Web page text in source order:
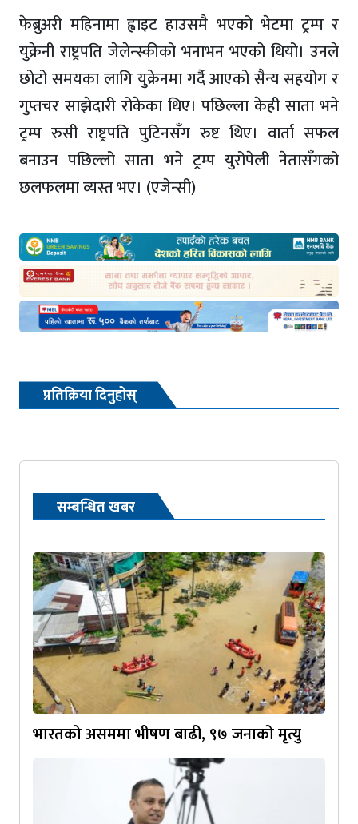
फेब्रुअरी महिनामा ह्वाइट हाउसमै भएको भेटमा ट्रम्प र
युक्रेनी राष्ट्रपति जेलेन्स्कीको भनाभन भएको थियो। उनले
छोटो समयका लागि युक्रेनमा गर्दै आएको सैन्य सहयोग र
गुप्तचर साझेदारी रोकेका थिए। पछिल्ला केही साता भने
ट्रम्प रुसी राष्ट्रपति पुटिनसँग रुष्ट थिए। वार्ता सफल
बनाउन पछिल्लो साता भने ट्रम्प युरोपेली नेतासँगको
छलफलमा व्यस्त भए। (एजेन्सी)
प्रतिक्रिया दिनुहोस्
सम्बन्धित खबर
भारतको असममा भीषण बाढी, ९७ जनाको मृत्यु